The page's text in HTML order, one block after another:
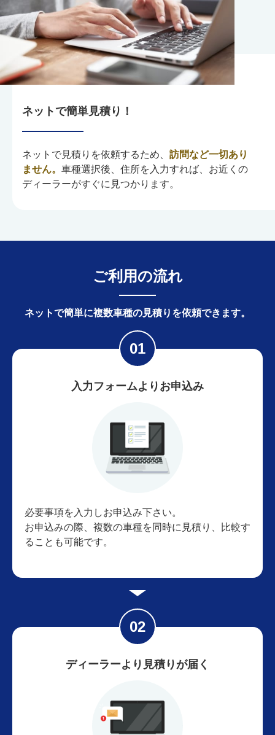
ネットで簡単見積り！
ネットで見積りを依頼するため、 訪問など一切あり
ません。 車種選択後、住所を入力すれば、お近くの
ディーラーがすぐに見つかります。
ご利用の流れ
ネットで簡単に複数車種の見積りを依頼できます。
入力フォームよりお申込み
必要事項を入力しお申込み下さい。
お申込みの際、複数の車種を同時に見積り、比較す
ることも可能です。
ディーラーより見積りが届く